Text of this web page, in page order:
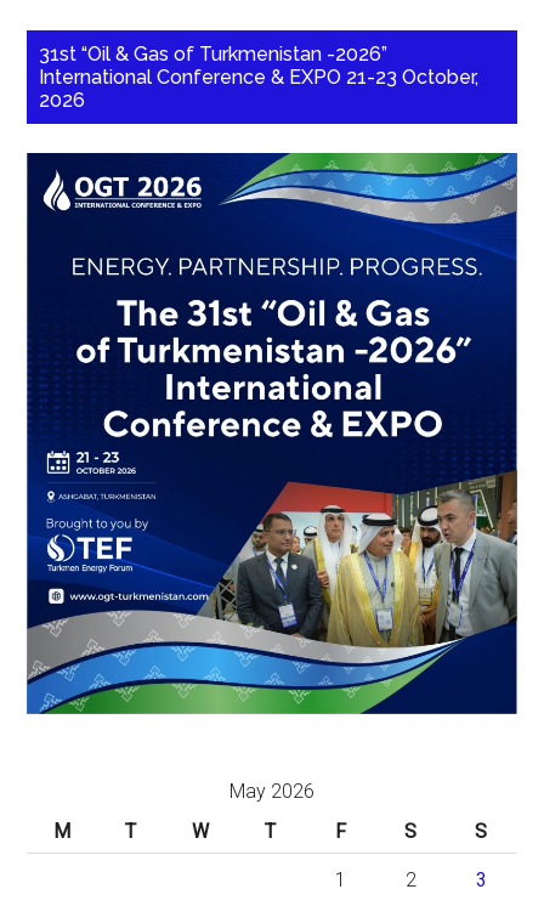
31st “Oil & Gas of Turkmenistan -2026”
International Conference & EXPO 21-23 October,
2026
May 2026
M
T W T F S S
1 2 3